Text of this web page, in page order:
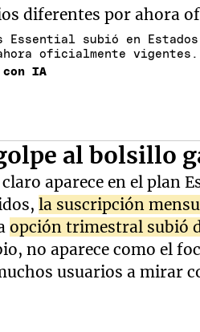
Essential subió en
oficialmente vigentes.
con IA
al bolsillo
aparece en el plan
la suscripción
opción trimestral subió
no aparece como el
usuarios a mirar